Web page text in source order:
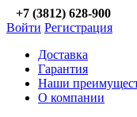
+7 (3812) 628-900
Войти Регистрация
Доставка
Гарантия
Наши
О компании